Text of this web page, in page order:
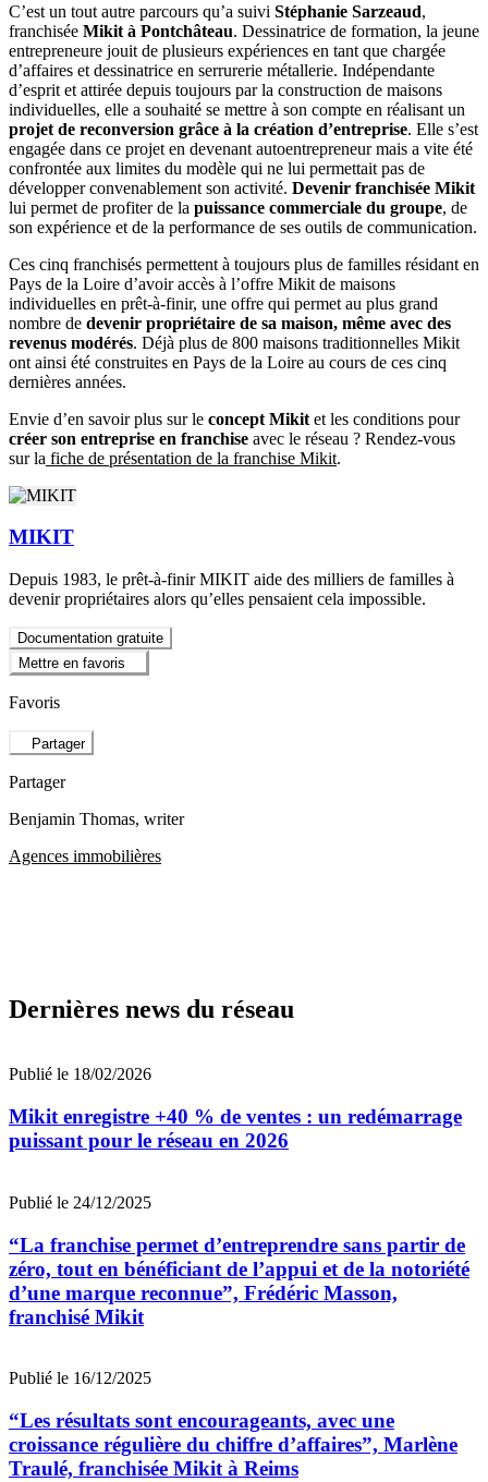
C’est un tout autre parcours qu’a suivi Stéphanie Sarzeaud,
franchisée Mikit à Pontchâteau. Dessinatrice de formation, la jeune
entrepreneure jouit de plusieurs expériences en tant que chargée
d’affaires et dessinatrice en serrurerie métallerie. Indépendante
d’esprit et attirée depuis toujours par la construction de maisons
individuelles, elle a souhaité se mettre à son compte en réalisant un
projet de reconversion grâce à la création d’entreprise. Elle s’est
engagée dans ce projet en devenant autoentrepreneur mais a vite été
confrontée aux limites du modèle qui ne lui permettait pas de
développer convenablement son activité. Devenir franchisée Mikit
lui permet de profiter de la puissance commerciale du groupe, de
son expérience et de la performance de ses outils de communication.
Ces cinq franchisés permettent à toujours plus de familles résidant en
Pays de la Loire d’avoir accès à l’offre Mikit de maisons
individuelles en prêt-à-finir, une offre qui permet au plus grand
nombre de devenir propriétaire de sa maison, même avec des
revenus modérés. Déjà plus de 800 maisons traditionnelles Mikit
ont ainsi été construites en Pays de la Loire au cours de ces cinq
dernières années.
Envie d’en savoir plus sur le concept Mikit et les conditions pour
créer son entreprise en franchise avec le réseau ? Rendez-vous
sur la fiche de présentation de la franchise Mikit.
MIKIT
Depuis 1983, le prêt-à-finir MIKIT aide des milliers de familles à
devenir propriétaires alors qu’elles pensaient cela impossible.
Documentation gratuite
Mettre en favoris
Favoris
Partager
Partager
Benjamin Thomas, writer
Agences immobilières
Dernières news du réseau
Publié le 18/02/2026
Mikit enregistre +40 % de ventes : un redémarrage
puissant pour le réseau en 2026
Publié le 24/12/2025
“La franchise permet d’entreprendre sans partir de
zéro, tout en bénéficiant de l’appui et de la notoriété
d’une marque reconnue”, Frédéric Masson,
franchisé Mikit
Publié le 16/12/2025
“Les résultats sont encourageants, avec une
croissance régulière du chiffre d’affaires”, Marlène
Traulé, franchisée Mikit à Reims